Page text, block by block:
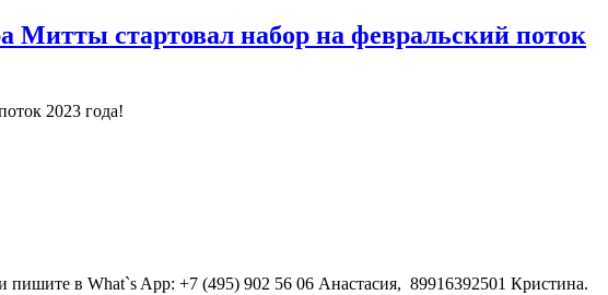
стартовал набор на февральский поток
2023 года!
в What`s App: +7 (495) 902 56 06 Анастасия, 89916392501 Кристина.